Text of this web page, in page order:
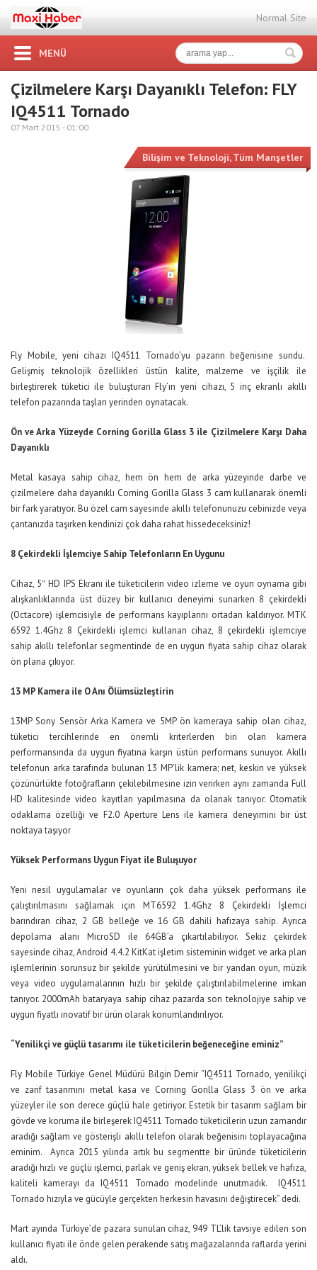
Normal Site
MENÜ
Çizilmelere Karşı Dayanıklı Telefon: FLY
IQ4511 Tornado
07 Mart 2015 - 01:00
Bilişim ve Teknoloji,Tüm Manşetler
Fly Mobile, yeni cihazı IQ4511 Tornado’yu pazarın beğenisine sundu.
Gelişmiş teknolojik özellikleri üstün kalite, malzeme ve işçilik ile
birleştirerek tüketici ile buluşturan Fly’ın yeni cihazı, 5 inç ekranlı akıllı
telefon pazarında taşları yerinden oynatacak.
Ön ve Arka Yüzeyde Corning Gorilla Glass 3 ile Çizilmelere Karşı Daha
Dayanıklı
Metal kasaya sahip cihaz, hem ön hem de arka yüzeyinde darbe ve
çizilmelere daha dayanıklı Corning Gorilla Glass 3 cam kullanarak önemli
bir fark yaratıyor. Bu özel cam sayesinde akıllı telefonunuzu cebinizde veya
çantanızda taşırken kendinizi çok daha rahat hissedeceksiniz!
8 Çekirdekli İşlemciye Sahip Telefonların En Uygunu
Cihaz, 5″ HD IPS Ekranı ile tüketicilerin video izleme ve oyun oynama gibi
alışkanlıklarında üst düzey bir kullanıcı deneyimi sunarken 8 çekirdekli
(Octacore) işlemcisiyle de performans kayıplarını ortadan kaldırıyor. MTK
6592 1.4Ghz 8 Çekirdekli işlemci kullanan cihaz, 8 çekirdekli işlemciye
sahip akıllı telefonlar segmentinde de en uygun fiyata sahip cihaz olarak
ön plana çıkıyor.
13 MP Kamera ile O Anı Ölümsüzleştirin
13MP Sony Sensör Arka Kamera ve 5MP ön kameraya sahip olan cihaz,
tüketici tercihlerinde en önemli kriterlerden biri olan kamera
performansında da uygun fiyatına karşın üstün performans sunuyor. Akıllı
telefonun arka tarafında bulunan 13 MP’lik kamera; net, keskin ve yüksek
çözünürlükte fotoğrafların çekilebilmesine izin verirken aynı zamanda Full
HD kalitesinde video kayıtları yapılmasına da olanak tanıyor. Otomatik
odaklama özelliği ve F2.0 Aperture Lens ile kamera deneyimini bir üst
noktaya taşıyor
Yüksek Performans Uygun Fiyat ile Buluşuyor
Yeni nesil uygulamalar ve oyunların çok daha yüksek performans ile
çalıştırılmasını sağlamak için MT6592 1.4Ghz 8 Çekirdekli İşlemci
barındıran cihaz, 2 GB belleğe ve 16 GB dahili hafızaya sahip. Ayrıca
depolama alanı MicroSD ile 64GB’a çıkartılabiliyor. Sekiz çekirdek
sayesinde cihaz, Android 4.4.2 KitKat işletim sisteminin widget ve arka plan
işlemlerinin sorunsuz bir şekilde yürütülmesini ve bir yandan oyun, müzik
veya video uygulamalarının hızlı bir şekilde çalıştırılabilmelerine imkan
tanıyor. 2000mAh bataryaya sahip cihaz pazarda son teknolojiye sahip ve
uygun fiyatlı inovatif bir ürün olarak konumlandırılıyor.
“Yenilikçi ve güçlü tasarımı ile tüketicilerin beğeneceğine eminiz”
Fly Mobile Türkiye Genel Müdürü Bilgin Demir “IQ4511 Tornado, yenilikçi
ve zarif tasarımını metal kasa ve Corning Gorilla Glass 3 ön ve arka
yüzeyler ile son derece güçlü hale getiriyor. Estetik bir tasarım sağlam bir
gövde ve koruma ile birleşerek IQ4511 Tornado tüketicilerin uzun zamandır
aradığı sağlam ve gösterişli akıllı telefon olarak beğenisini toplayacağına
eminim. Ayrıca 2015 yılında artık bu segmentte bir üründe tüketicilerin
aradığı hızlı ve güçlü işlemci, parlak ve geniş ekran, yüksek bellek ve hafıza,
kaliteli kamerayı da IQ4511 Tornado modelinde unutmadık. IQ4511
Tornado hızıyla ve gücüyle gerçekten herkesin havasını değiştirecek” dedi.
Mart ayında Türkiye’de pazara sunulan cihaz, 949 TL’lik tavsiye edilen son
kullanıcı fiyatı ile önde gelen perakende satış mağazalarında raflarda yerini
aldı.